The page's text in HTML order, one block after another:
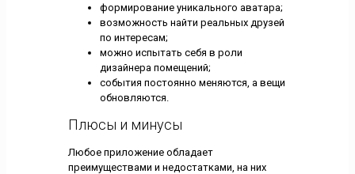
формирование уникального аватара;
возможность найти реальных друзей
по интересам;
можно испытать себя в роли
дизайнера помещений;
события постоянно меняются, а вещи
обновляются.
Плюсы и минусы
Любое приложение обладает
преимуществами и недостатками, на них